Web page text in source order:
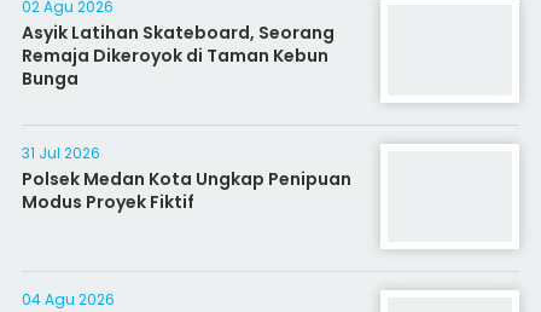
02 Agu 2026
Asyik Latihan Skateboard, Seorang
Remaja Dikeroyok di Taman Kebun
Bunga
31 Jul 2026
Polsek Medan Kota Ungkap Penipuan
Modus Proyek Fiktif
04 Agu 2026